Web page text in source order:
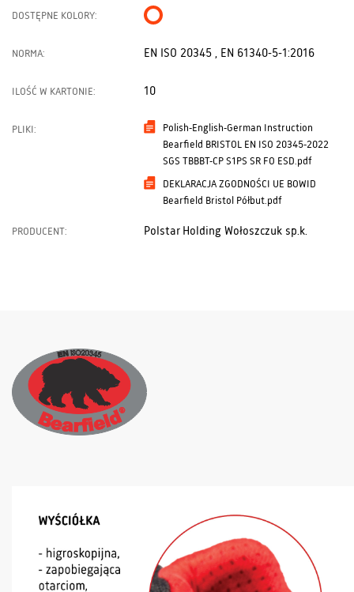
DOSTĘPNE KOLORY:
NORMA: EN ISO 20345 , EN 61340-5-1:2016
ILOŚĆ W KARTONIE: 10
PLIKI:
Polish-English-German Instruction
Bearfield BRISTOL EN ISO 20345-2022
SGS TBBBT-CP S1PS SR FO ESD.pdf
DEKLARACJA ZGODNOŚCI UE BOWID
Bearfield Bristol Półbut.pdf
PRODUCENT: Polstar Holding Wołoszczuk sp.k.